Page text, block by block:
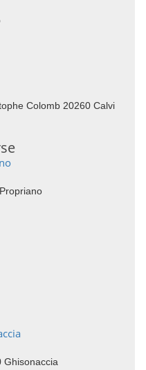
Colomb 20260 Calvi
Ghisonaccia